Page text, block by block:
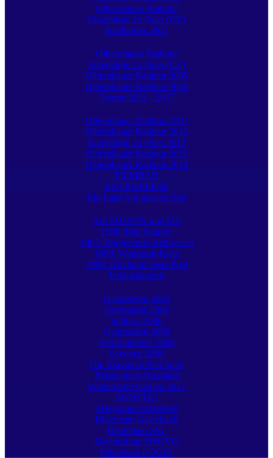
Olbernhauer Radtour
Erzgebirge 2x Quer (CZ)
Radtouren 2007
Olbernhauer Radtour
Erzgebirge 2x Quer (CZ)
Olbernhauer Radtour 2009
Olbernhauer Radtour 2010
Touren 2011 - 2017
Olbernhauer Radtour 2011
Olbernhauer Radtour 2012
Erzgebirge 2x Quer 2012
Olbernhauer Radtour 2013
Olbernhauer Radtour 2014
FILMBAR
EXTRABLICK
Ein Land vor unserer Zeit
Auf SIMSON und MZ
1986: Bad Saarow
1987: Börgerende-Rethwisch
1988: Wendisch-Rietz
1989: Kirchdorf Insel Poel
Urlaubstouren
Ostpreußen 2005
Normandie 2006
Südtirol 2006
Ostpreußen 2008
Südfrankreich 2008
Savoyen 2009
Die Klassentreffen-Seite
Reisen nach Russland
Winterimpressionen 2021
SONSTIG
Telegramm schreiben
Bikerteam Gästebuch
Bikerteam SSL
Datenschutz DSGVO
Bikerteam LOGIN